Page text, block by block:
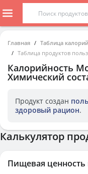
Главная
Таблица
Таблица продуктов
Калорийность
Химический
Продукт создан
здоровый рацион.
Калькулятор
Пищевая ценность